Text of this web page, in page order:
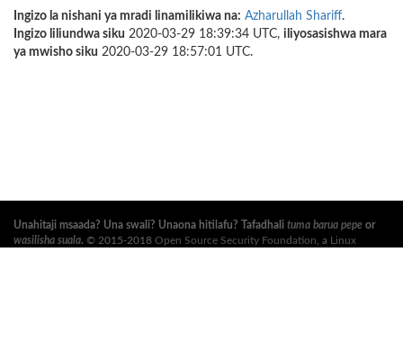
Ingizo la nishani ya mradi linamilikiwa na: Azharullah Shariff.
Ingizo liliundwa siku 2020-03-29 18:39:34 UTC, iliyosasishwa mara
ya mwisho siku 2020-03-29 18:57:01 UTC.
Unahitaji msaada? Una swali? Unaona hitilafu? Tafadhali tuma barua pepe or
wasilisha suala. © 2015-2018 Open Source Security Foundation , a Linux